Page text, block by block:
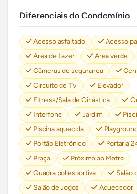
Diferenciais do Condomínio
Acesso asfaltado
Acesso
Área de Lazer
Área verde
Câmeras de segurança
Circuito de TV
Elevador
Fitness/Sala de Ginástica
Interfone
Jardim
Piscina aquecida
Portão Eletrônico
Portaria
Praça
Próximo ao Metro
Quadra poliesportiva
Salão
Salão de Jogos
Aquecedor